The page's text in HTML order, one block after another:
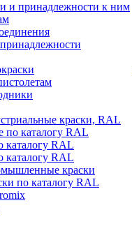
и принадлежности к ним
краски, RAL
по каталогу RAL
каталогу RAL
каталогу RAL
краски
по каталогу RAL